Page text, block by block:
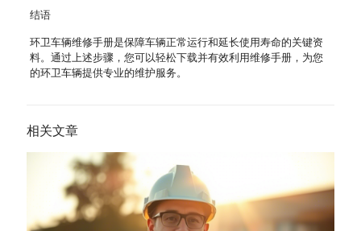
结语
环卫车辆维修手册是保障车辆正常运行和延长使用寿命的关键资
料。通过上述步骤，您可以轻松下载并有效利用维修手册，为您
的环卫车辆提供专业的维护服务。
相关文章